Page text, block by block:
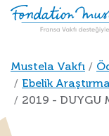
Ana içeriğe atla
Sayfa yolu
Mustela Vakfı
Ebelik
2019 - DUYGU